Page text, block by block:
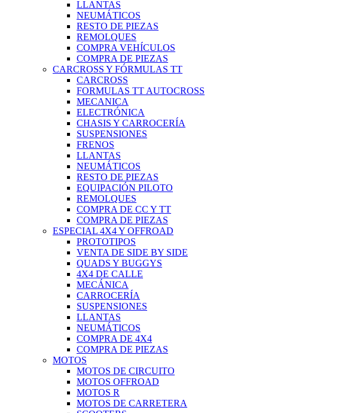
LLANTAS
NEUMÁTICOS
RESTO DE PIEZAS
REMOLQUES
COMPRA VEHÍCULOS
COMPRA DE PIEZAS
CARCROSS Y FÓRMULAS TT
CARCROSS
FORMULAS TT AUTOCROSS
MECANICA
ELECTRÓNICA
CHASIS Y CARROCERÍA
SUSPENSIONES
FRENOS
LLANTAS
NEUMÁTICOS
RESTO DE PIEZAS
EQUIPACIÓN PILOTO
REMOLQUES
COMPRA DE CC Y TT
COMPRA DE PIEZAS
ESPECIAL 4X4 Y OFFROAD
PROTOTIPOS
VENTA DE SIDE BY SIDE
QUADS Y BUGGYS
4X4 DE CALLE
MECÁNICA
CARROCERÍA
SUSPENSIONES
LLANTAS
NEUMÁTICOS
COMPRA DE 4X4
COMPRA DE PIEZAS
MOTOS
MOTOS DE CIRCUITO
MOTOS OFFROAD
MOTOS R
MOTOS DE CARRETERA